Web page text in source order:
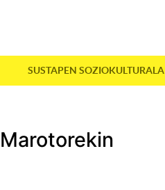
SUSTAPEN SOZIOKULTURALA